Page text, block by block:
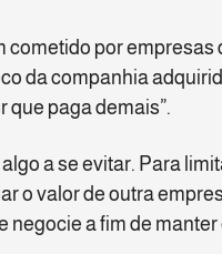
cometido por
da companhia
que paga demais”.
a se evitar. Para
o valor de outra
negocie a fim de